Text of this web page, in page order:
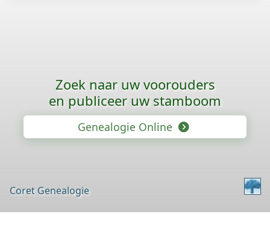
Zoek naar uw voorouders
en publiceer uw stamboom
Genealogie Online
Coret Genealogie